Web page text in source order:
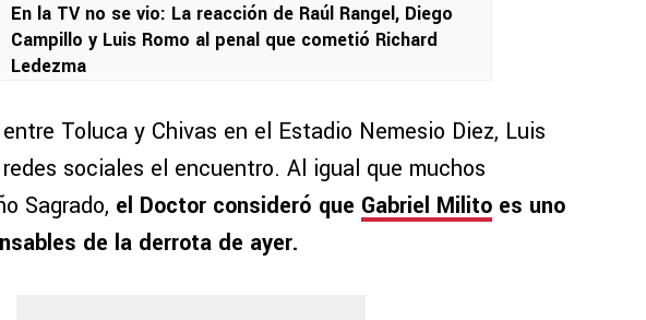
En la TV no se vio: La reacción de Raúl Rangel, Diego
Campillo y Luis Romo al penal que cometió Richard
Ledezma
Toluca y Chivas en el Estadio Nemesio Diez, Luis
sociales el encuentro. Al igual que muchos
Sagrado, el Doctor consideró que Gabriel Milito es uno
de la derrota de ayer.